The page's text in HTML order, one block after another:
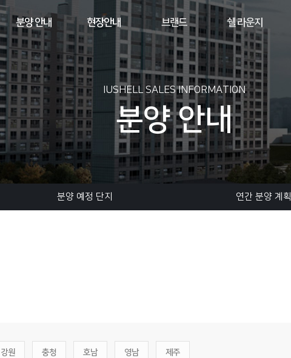
분양 안내 현장안내 브랜드 쉘 라운지
IUSHELL SALES INFORMATION
분양 안내
분양 예정 단지 연간 분양 계획
강원 충청 호남 영남 제주